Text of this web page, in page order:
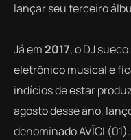
lançar seu terceiro
Já em2017, o DJ
eletrônico musical e
indícios de estar
agosto desse ano,
denominadoAVĪCI (01)